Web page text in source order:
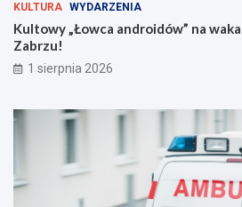
i
e
m
!
KULTURA WYDARZENIA
Kultowy „Łowca androidów” na
Zabrzu!
1 sierpnia 2026